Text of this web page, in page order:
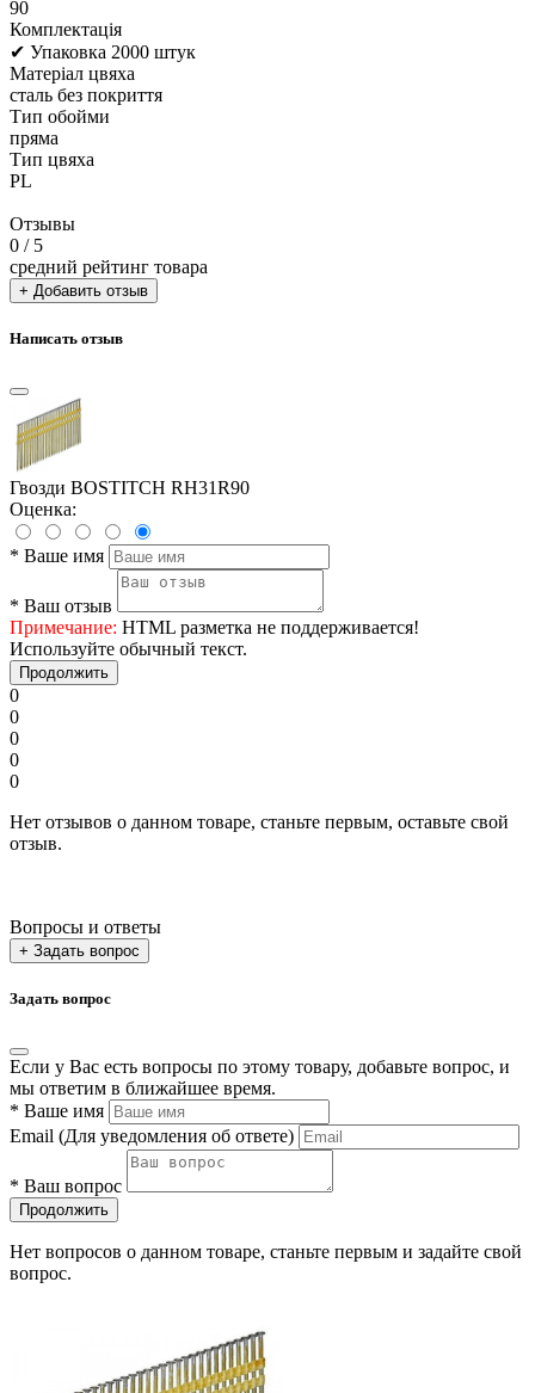
90
Комплектація
✔ Упаковка 2000 штук
Матеріал цвяха
сталь без покриття
Тип обойми
пряма
Тип цвяха
PL
Отзывы
0 / 5
средний рейтинг товара
+ Добавить отзыв
Написать отзыв
Гвозди BOSTITCH RH31R90
Оценка:
* Ваше имя
* Ваш отзыв
Примечание: HTML разметка не поддерживается!
Используйте обычный текст.
Продолжить
0
0
0
0
0
Нет отзывов о данном товаре, станьте первым, оставьте свой
отзыв.
Вопросы и ответы
+ Задать вопрос
Задать вопрос
Если у Вас есть вопросы по этому товару, добавьте вопрос, и
мы ответим в ближайшее время.
* Ваше имя
Email (Для уведомления об ответе)
* Ваш вопрос
Продолжить
Нет вопросов о данном товаре, станьте первым и задайте свой
вопрос.